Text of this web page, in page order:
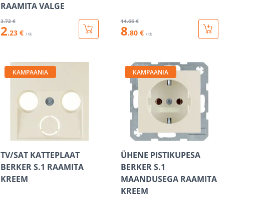
RAAMITA VALGE
3.72 €
2.23 € / tk
14.66 €
8.80 € / tk
KAMPAANIA
TV/SAT KATTEPLAAT
BERKER S.1 RAAMITA
KREEM
KAMPAANIA
ÜHENE PISTIKUPESA
BERKER S.1
MAANDUSEGA RAAMITA
KREEM